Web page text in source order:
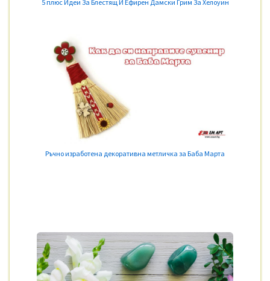
5 плюс Идеи За Блестящ И Ефирен Дамски Грим За Хелоуин
Ръчно изработена декоративна метличка за Баба Марта